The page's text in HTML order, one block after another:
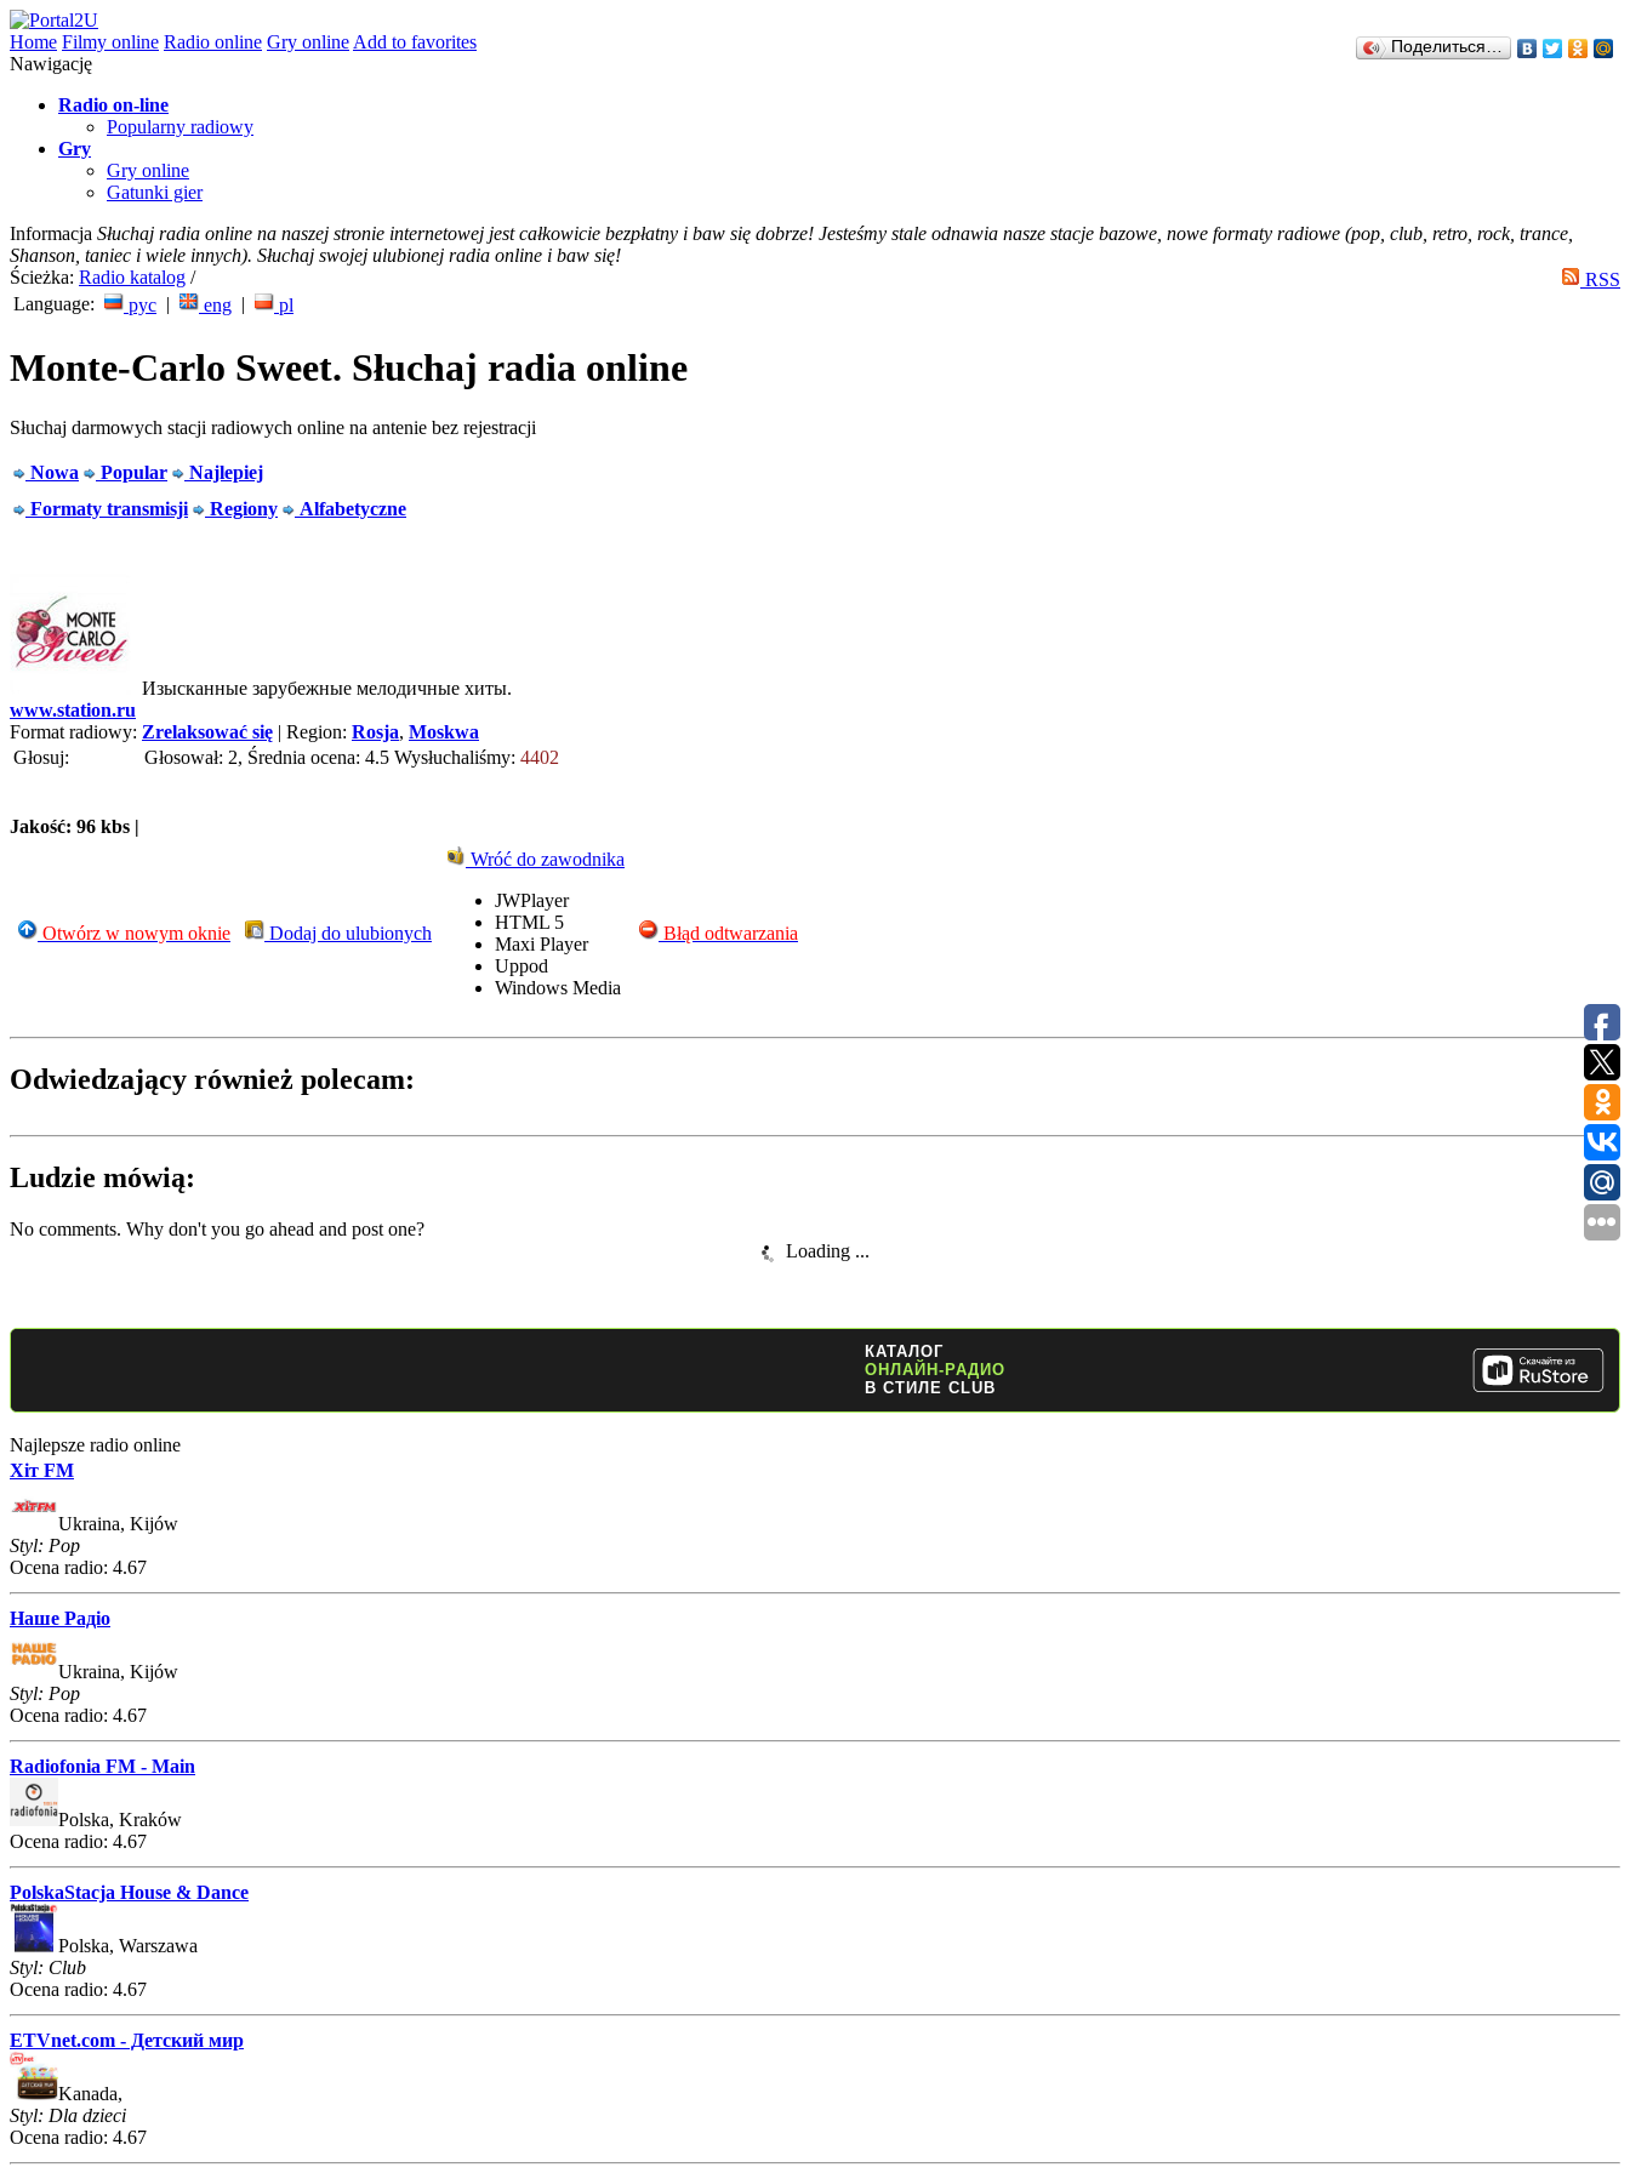
Home Filmy online Radio online Gry online Add to favorites Поделиться…
Nawigację
Radio on-line
Popularny radiowy
Gry
Gry online
Gatunki gier
Informacja Słuchaj radia online na naszej stronie internetowej jest całkowicie bezpłatny i baw się dobrze! Jesteśmy stale odnawia nasze stacje bazowe, nowe formaty radiowe (pop, club, retro, rock, trance,
Shanson, taniec i wiele innych). Słuchaj swojej ulubionej radia online i baw się!
Ścieżka: Radio katalog /
RSS
Language:
рус | eng | pl
Monte-Carlo Sweet. Słuchaj radia online
Słuchaj darmowych stacji radiowych online na antenie bez rejestracji
Nowa Popular
Najlepiej
Formaty transmisji
Regiony Alfabetyczne
Изысканные зарубежные мелодичные хиты.
www.station.ru
Format radiowy: Zrelaksować się | Region: Rosja, Moskwa
Głosuj:
Głosował: 2, Średnia ocena: 4.5 Wysłuchaliśmy: 4402
Jakość: 96 kbs |
Otwórz w nowym oknie Dodaj do ulubionych
Wróć do zawodnika
JWPlayer
HTML 5
Maxi Player
Uppod
Windows Media
Błąd odtwarzania
Odwiedzający również polecam:
Ludzie mówią:
No comments. Why don't you go ahead and post one?
Loading ...
КАТАЛОГ
ОНЛАЙН-РАДИО
В СТИЛЕ CLUB
Najlepsze radio online
Хіт FM
Ukraina, Kijów
Styl: Pop
Ocena radio: 4.67
Наше Радіо
Ukraina, Kijów
Styl: Pop
Ocena radio: 4.67
Radiofonia FM - Main
Polska, Kraków
Ocena radio: 4.67
PolskaStacja House & Dance
Polska, Warszawa
Styl: Club
Ocena radio: 4.67
ETVnet.com - Детский мир
Kanada,
Styl: Dla dzieci
Ocena radio: 4.67